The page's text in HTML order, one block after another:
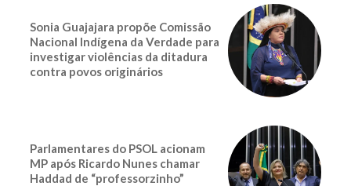
Sonia Guajajara propõe Comissão
Nacional Indígena da Verdade para
investigar violências da ditadura
contra povos originários
Parlamentares do PSOL acionam
MP após Ricardo Nunes chamar
Haddad de “professorzinho”